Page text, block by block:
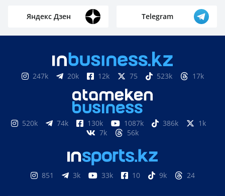
Яндекс Дзен Telegram
247k 20k 12k 75 523k 17k
520k 74k 130k 1087k 386k
1k
7k
56k
851 3k 33k 10 9k 24